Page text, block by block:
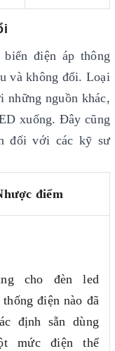
điện áp thông
và không đổi. Loại
những nguồn khác,
xuống. Đây cũng
đối với các kỹ sư
điểm
cho đèn led
thống điện nào đã
định sẵn dùng
mức điện thế